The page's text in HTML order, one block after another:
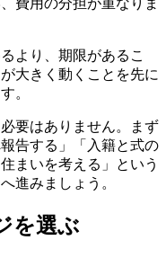
費用の分担が重なりま
より、期限があるこ
大きく動くことを先に
。
要はありません。まず
告する」「入籍と式の
まいを考える」という
進みましょう。
を選ぶ